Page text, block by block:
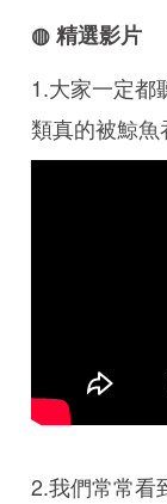
◍ 精選影片
1.大家一定都
類真的被鯨
2.我們常常看